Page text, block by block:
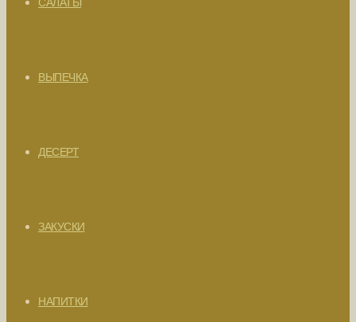
ВЫПЕЧКА
ДЕСЕРТ
ЗАКУСКИ
НАПИТКИ